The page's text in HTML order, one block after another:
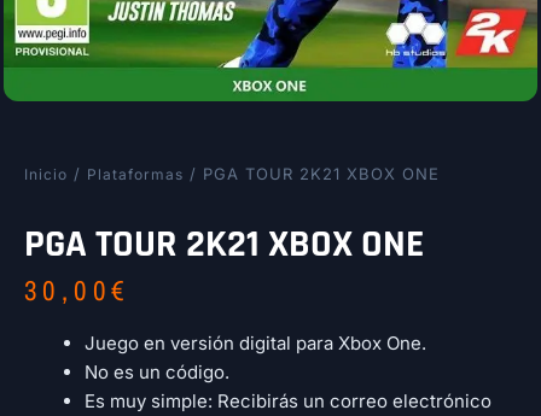
Inicio / Plataformas / PGA TOUR 2K21 XBOX ONE
PGA TOUR 2K21 XBOX ONE
30,00€
Juego en versión digital para Xbox One.
No es un código.
Es muy simple: Recibirás un correo electrónico